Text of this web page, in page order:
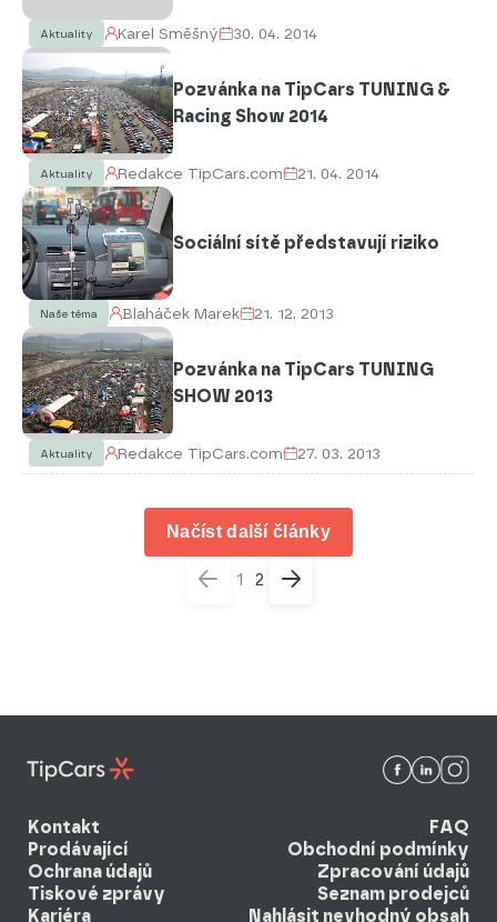
Aktuality Karel Směšný 30. 04. 2014
Pozvánka na TipCars TUNING &
Racing Show 2014
Aktuality Redakce TipCars.com 21. 04. 2014
Sociální sítě představují riziko
Naše téma Blaháček Marek 21. 12. 2013
Pozvánka na TipCars TUNING
SHOW 2013
Aktuality Redakce TipCars.com 27. 03. 2013
Načíst další články
1 2
Kontakt
FAQ
Prodávající
Obchodní podmínky
Ochrana údajů
Zpracování údajů
Tiskové zprávy
Seznam prodejců
Kariéra
Nahlásit nevhodný obsah